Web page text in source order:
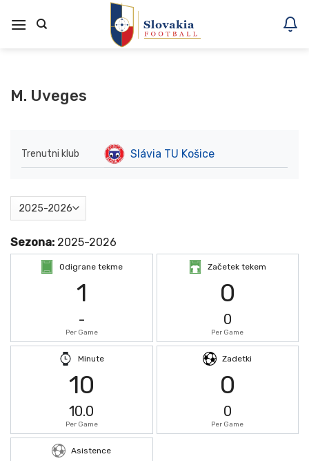
na
M. Uveges
Trenutni klub Slávia TU Košice
Sezona: 2025-2026
Odigrane tekme
1
-
Per Game
Začetek tekem
0
0
Per Game
Minute
10
10.0
Per Game
Zadetki
0
0
Per Game
Asistence